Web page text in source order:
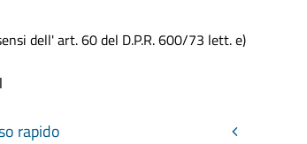
dell' art. 60 del D.P.R. 600/73 lett. e)
rapido